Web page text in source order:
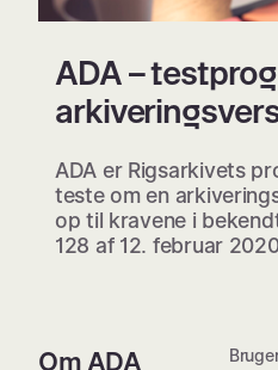
ADA –
ADA er Rigsarkivets
teste om en
op til kravene i
128 af 12. februar
Om ADA